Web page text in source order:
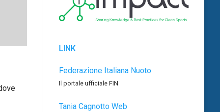
LINK
Federazione Italiana Nuoto
Il portale ufficiale FIN
Tania Cagnotto Web